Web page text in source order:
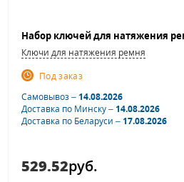
Ключи для натяжения ремня
Под заказ
Самовывоз –14.08.2026
Доставка по Минску –14.08.2026
Доставка по Беларуси –17.08.2026
529.52руб.